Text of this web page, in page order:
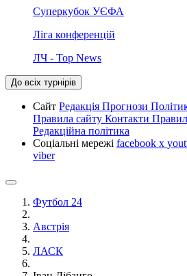
Суперкубок УЄФА
Ліга конференцій
ЛЧ - Top News
До всіх турнірів
Сайт Редакція Прогнози
Правила сайту Контакти
Редакційна політика
Соціальні мережі facebook x
viber
Футбол 24
Австрія
ЛАСК